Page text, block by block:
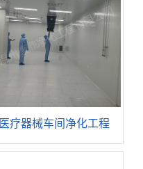
医疗器械车间净化工程